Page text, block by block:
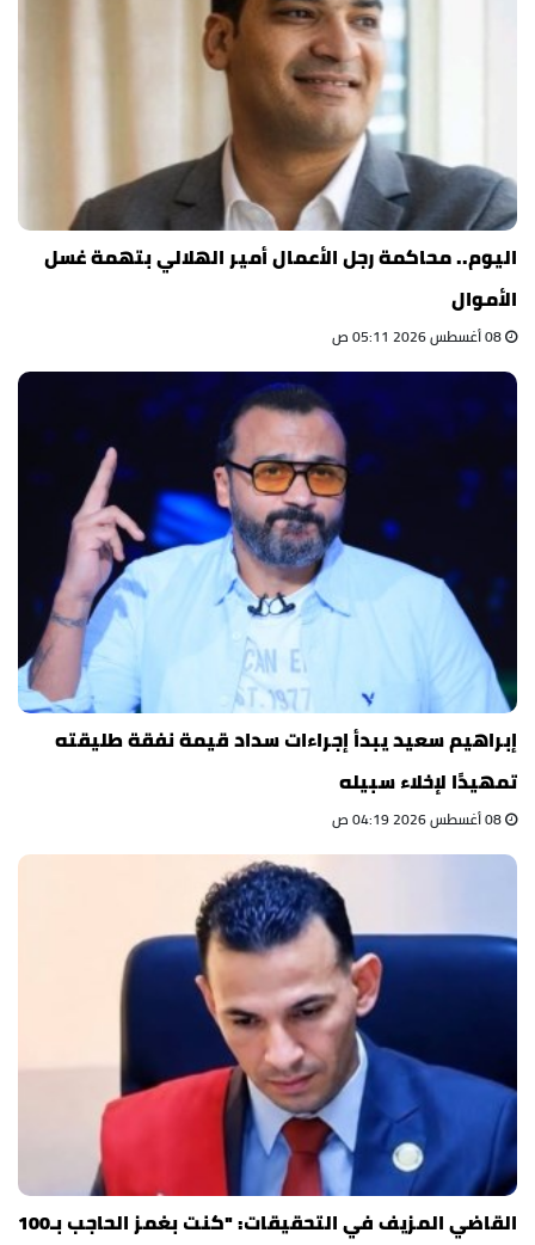
اليوم.. محاكمة رجل الأعمال أمير الهلالي بتهمة غسل
الأموال
إبراهيم سعيد يبدأ إجراءات سداد قيمة نفقة طليقته
تمهيدًا لإخلاء سبيله
القاضي المزيف في التحقيقات: "كنت بغمز الحاجب بـ100